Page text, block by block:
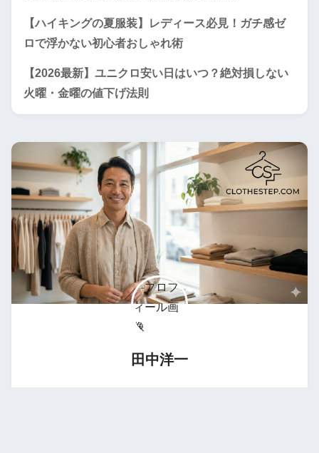
【ハイキングの夏服装】レディース必見！ガチ感ゼ
ロで浮かない初心者おしゃれ術
【2026最新】ユニクロ安い日はいつ？絶対損しない
火曜・金曜の値下げ法則
田中洋一